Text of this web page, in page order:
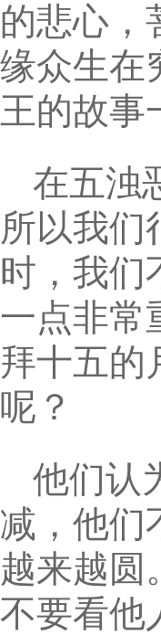
的悲心，
缘众生在
王的故事
在五浊
所以我们
时，我们
一点非常
拜十五的
呢？
他们认
减，他们
越来越圆
不要看他